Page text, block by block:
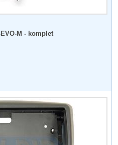
M - komplet